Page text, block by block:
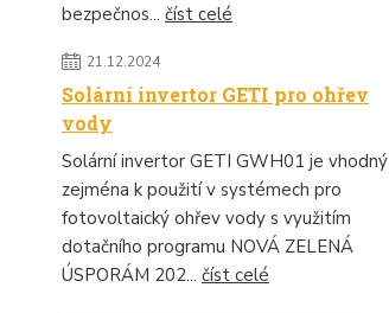
bezpečnos... číst celé
21.12.2024
Solární invertor GETI pro ohřev
vody
Solární invertor GETI GWH01 je vhodný
zejména k použití v systémech pro
fotovoltaický ohřev vody s využitím
dotačního programu NOVÁ ZELENÁ
ÚSPORÁM 202... číst celé